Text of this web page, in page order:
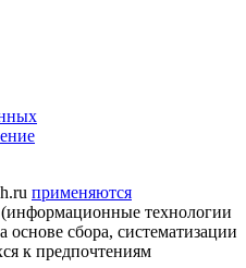
применяются
(информационные технологии
сбора, систематизации
к предпочтениям